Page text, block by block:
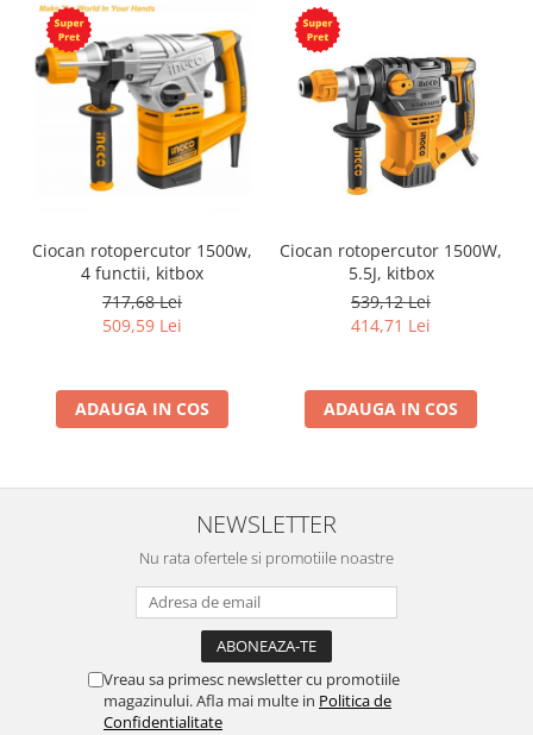
Ciocan rotopercutor 1500w,
4 functii, kitbox
717,68 Lei
509,59 Lei
ADAUGA IN COS
Ciocan rotopercutor 1500W,
5.5J, kitbox
539,12 Lei
414,71 Lei
ADAUGA IN COS
NEWSLETTER
Nu rata ofertele si promotiile noastre
Vreau sa primesc newsletter cu promotiile
magazinului. Afla mai multe in Politica de
Confidentialitate